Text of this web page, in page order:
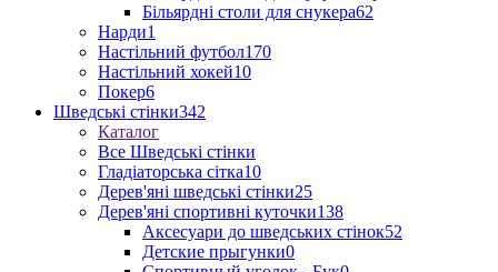
Більярдні столи для снукера62
Нарди1
Настільний футбол170
Настільний хокей10
Покер6
Шведські стінки342
Каталог
Все Шведські стінки
Гладіаторська сітка10
Дерев'яні шведські стінки25
Дерев'яні спортивні куточки138
Аксесуари до шведських стінок52
Детские прыгунки0